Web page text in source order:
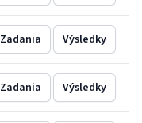
Zadania Výsledky
Zadania Výsledky